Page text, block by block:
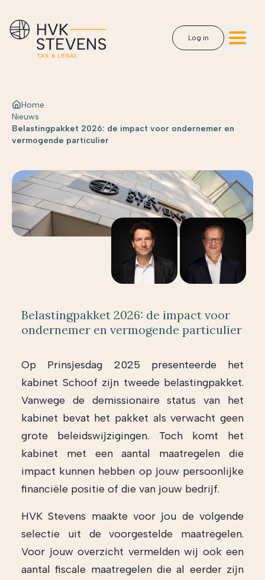
Log in
Home
Nieuws
Belastingpakket 2026: de impact voor ondernemer en
vermogende particulier
Belastingpakket 2026: de impact voor
ondernemer en vermogende particulier
Op Prinsjesdag 2025 presenteerde het
kabinet Schoof zijn tweede belastingpakket.
Vanwege de demissionaire status van het
kabinet bevat het pakket als verwacht geen
grote beleidswijzigingen. Toch komt het
kabinet met een aantal maatregelen die
impact kunnen hebben op jouw persoonlijke
financiële positie of die van jouw bedrijf.
HVK Stevens maakte voor jou de volgende
selectie uit de voorgestelde maatregelen.
Voor jouw overzicht vermelden wij ook een
aantal fiscale maatregelen die al eerder zijn